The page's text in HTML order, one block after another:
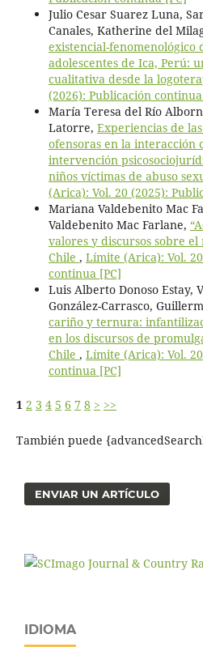
Julio Cesar Suarez Luna,
Canales, Katherine del
existencial-fenomenológico
adolescentes de Ica, Perú:
cualitativa desde la
(2026): Publicación continua
María Teresa del Río
Latorre, Experiencias de
ofensoras en la interacción
intervención
niños víctimas de abuso
(Arica): Vol. 20 (2025):
Mariana Valdebenito Mac
Valdebenito Mac Farlane,
valores y discursos sobre
Chile , Límite (Arica): Vol.
continua [PC]
Luis Alberto Donoso Estay,
González-Carrasco,
cariño y ternura:
en los discursos de
Chile , Límite (Arica): Vol.
continua [PC]
1 2 3 4 5 6 7 8 > >>
También puede
ENVIAR UN ARTÍCULO
IDIOMA